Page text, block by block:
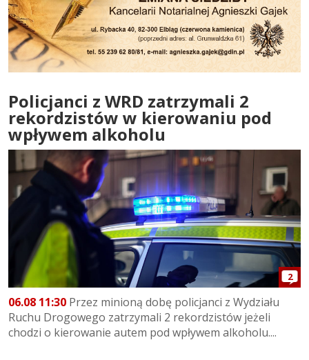
Policjanci z WRD zatrzymali 2
rekordzistów w kierowaniu pod
wpływem alkoholu
2
06.08 11:30 Przez minioną dobę policjanci z Wydziału
Ruchu Drogowego zatrzymali 2 rekordzistów jeżeli
chodzi o kierowanie autem pod wpływem alkoholu....